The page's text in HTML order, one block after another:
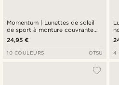
Momentum | Lunettes de soleil
de sport à monture couvrante
noires et bleues
24,95 €
10 COULEURS OTSU 4